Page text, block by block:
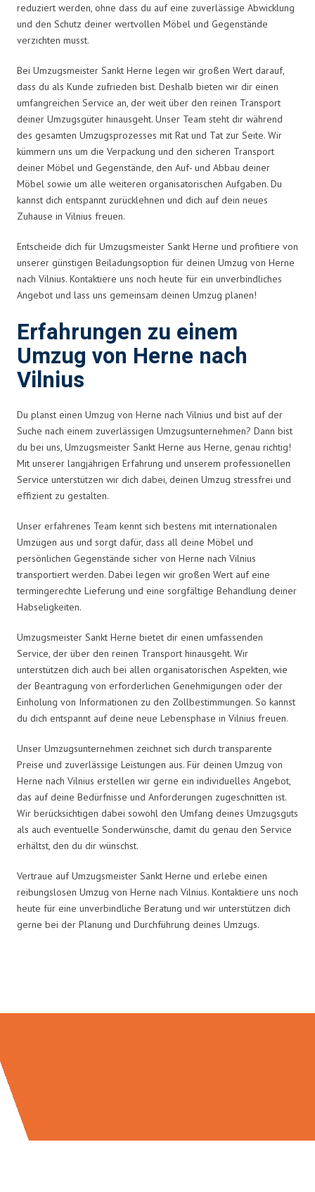
reduziert werden, ohne dass du auf eine zuverlässige Abwicklung
und den Schutz deiner wertvollen Möbel und Gegenstände
verzichten musst.
Bei Umzugsmeister Sankt Herne legen wir großen Wert darauf,
dass du als Kunde zufrieden bist. Deshalb bieten wir dir einen
umfangreichen Service an, der weit über den reinen Transport
deiner Umzugsgüter hinausgeht. Unser Team steht dir während
des gesamten Umzugsprozesses mit Rat und Tat zur Seite. Wir
kümmern uns um die Verpackung und den sicheren Transport
deiner Möbel und Gegenstände, den Auf- und Abbau deiner
Möbel sowie um alle weiteren organisatorischen Aufgaben. Du
kannst dich entspannt zurücklehnen und dich auf dein neues
Zuhause in Vilnius freuen.
Entscheide dich für Umzugsmeister Sankt Herne und profitiere von
unserer günstigen Beiladungsoption für deinen Umzug von Herne
nach Vilnius. Kontaktiere uns noch heute für ein unverbindliches
Angebot und lass uns gemeinsam deinen Umzug planen!
Erfahrungen zu einem
Umzug von Herne nach
Vilnius
Du planst einen Umzug von Herne nach Vilnius und bist auf der
Suche nach einem zuverlässigen Umzugsunternehmen? Dann bist
du bei uns, Umzugsmeister Sankt Herne aus Herne, genau richtig!
Mit unserer langjährigen Erfahrung und unserem professionellen
Service unterstützen wir dich dabei, deinen Umzug stressfrei und
effizient zu gestalten.
Unser erfahrenes Team kennt sich bestens mit internationalen
Umzügen aus und sorgt dafür, dass all deine Möbel und
persönlichen Gegenstände sicher von Herne nach Vilnius
transportiert werden. Dabei legen wir großen Wert auf eine
termingerechte Lieferung und eine sorgfältige Behandlung deiner
Habseligkeiten.
Umzugsmeister Sankt Herne bietet dir einen umfassenden
Service, der über den reinen Transport hinausgeht. Wir
unterstützen dich auch bei allen organisatorischen Aspekten, wie
der Beantragung von erforderlichen Genehmigungen oder der
Einholung von Informationen zu den Zollbestimmungen. So kannst
du dich entspannt auf deine neue Lebensphase in Vilnius freuen.
Unser Umzugsunternehmen zeichnet sich durch transparente
Preise und zuverlässige Leistungen aus. Für deinen Umzug von
Herne nach Vilnius erstellen wir gerne ein individuelles Angebot,
das auf deine Bedürfnisse und Anforderungen zugeschnitten ist.
Wir berücksichtigen dabei sowohl den Umfang deines Umzugsguts
als auch eventuelle Sonderwünsche, damit du genau den Service
erhältst, den du dir wünschst.
Vertraue auf Umzugsmeister Sankt Herne und erlebe einen
reibungslosen Umzug von Herne nach Vilnius. Kontaktiere uns noch
heute für eine unverbindliche Beratung und wir unterstützen dich
gerne bei der Planung und Durchführung deines Umzugs.